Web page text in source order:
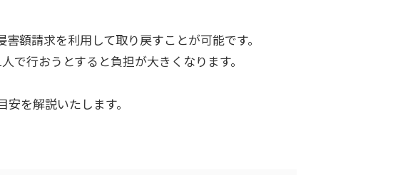
額請求を利用して取り戻すことが可能です。
人で行おうとすると負担が大きくなります。
を解説いたします。